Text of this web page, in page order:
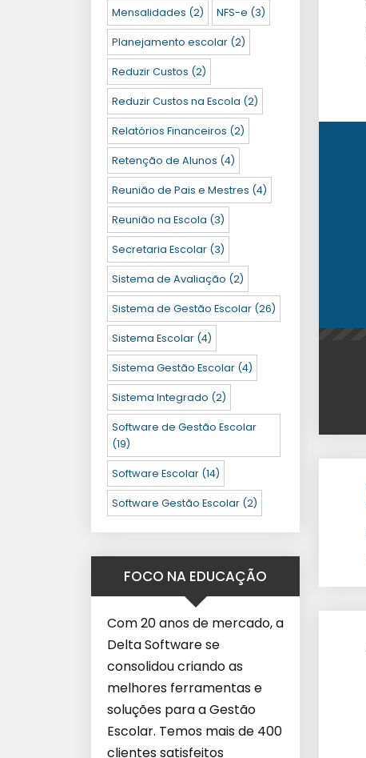
Mensalidades (2) NFS-e (3)
Planejamento escolar (2)
Reduzir Custos (2)
Reduzir Custos na Escola (2)
Relatórios Financeiros (2)
Retenção de Alunos (4)
Reunião de Pais e Mestres (4)
Reunião na Escola (3)
Secretaria Escolar (3)
Sistema de Avaliação (2)
Sistema de Gestão Escolar (26)
Sistema Escolar (4)
Sistema Gestão Escolar (4)
Sistema Integrado (2)
Software de Gestão Escolar
(19)
Software Escolar (14)
Software Gestão Escolar (2)
FOCO NA EDUCAÇÃO
Com 20 anos de mercado, a
Delta Software se
consolidou criando as
melhores ferramentas e
soluções para a Gestão
Escolar. Temos mais de 400
clientes satisfeitos